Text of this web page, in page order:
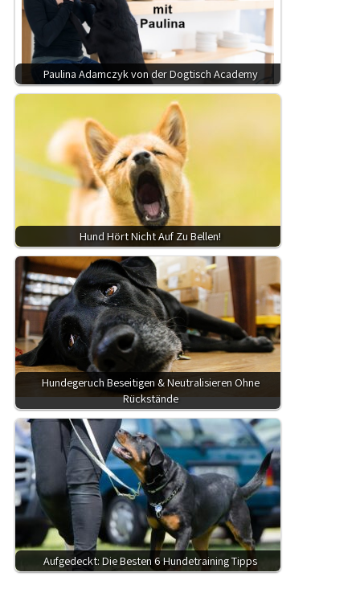
Paulina Adamczyk von der Dogtisch Academy
Hund Hört Nicht Auf Zu Bellen!
Hundegeruch Beseitigen & Neutralisieren Ohne
Rückstände
Aufgedeckt: Die Besten 6 Hundetraining Tipps